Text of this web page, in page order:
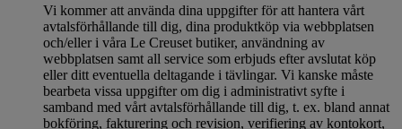
Vi kommer att använda dina uppgifter för att hantera vårt
avtalsförhållande till dig, dina produktköp via webbplatsen
och/eller i våra Le Creuset butiker, användning av
webbplatsen samt all service som erbjuds efter avslutat köp
eller ditt eventuella deltagande i tävlingar. Vi kanske måste
bearbeta vissa uppgifter om dig i administrativt syfte i
samband med vårt avtalsförhållande till dig, t. ex. bland annat
bokföring, fakturering och revision, verifiering av kontokort,